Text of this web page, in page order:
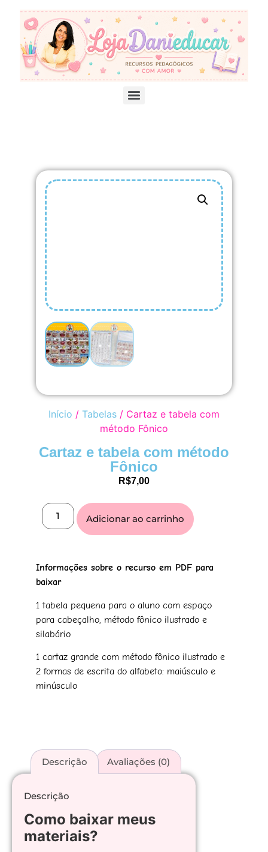
Início / Tabelas / Cartaz e tabela com
método Fônico
Cartaz e tabela com método
Fônico
R$7,00
Adicionar ao carrinho
Informações sobre o recurso em PDF para
baixar
1 tabela pequena para o aluno com espaço
para cabeçalho, método fônico ilustrado e
silabário
1 cartaz grande com método fônico ilustrado e
2 formas de escrita do alfabeto: maiúsculo e
minúsculo
Descrição Avaliações (0)
Descrição
Como baixar meus
materiais?